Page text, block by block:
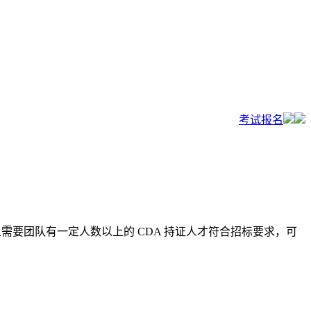
考试报名
要团队有一定人数以上的 CDA 持证人才符合招标要求，可